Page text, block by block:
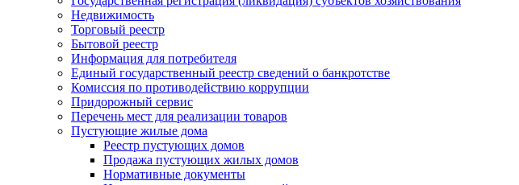
Недвижимость
Торговый реестр
Бытовой реестр
Информация для потребителя
Единый государственный реестр сведений о банкротстве
Комиссия по противодействию коррупции
Придорожный сервис
Перечень мест для реализации товаров
Пустующие жилые дома
Реестр пустующих домов
Продажа пустующих жилых домов
Нормативные документы